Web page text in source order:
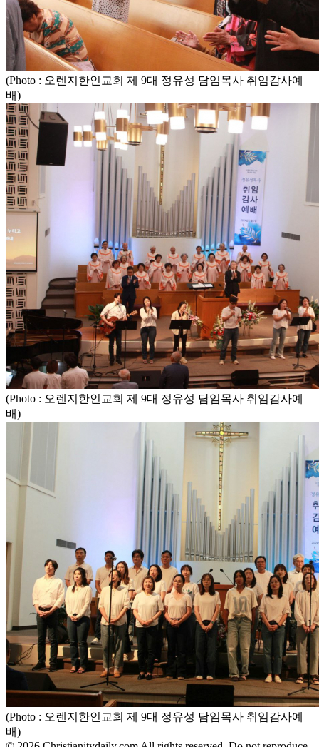
(Photo : 오렌지한인교회 제 9대 정유성 담임목사 취임감사예
배)
(Photo : 오렌지한인교회 제 9대 정유성 담임목사 취임감사예
배)
(Photo : 오렌지한인교회 제 9대 정유성 담임목사 취임감사예
배)